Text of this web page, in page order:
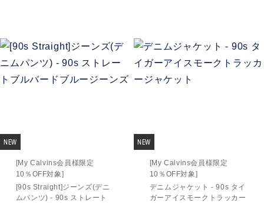
NEW
[My Calvins会員様限定
10％OFF対象]
[90s Straight]ジーンズ(デニ
ムパンツ) - 90s ストレート
NEW
[My Calvins会員様限定
10％OFF対象]
デニムジャケット - 90s タイ
ガーアイスモークトラッカー